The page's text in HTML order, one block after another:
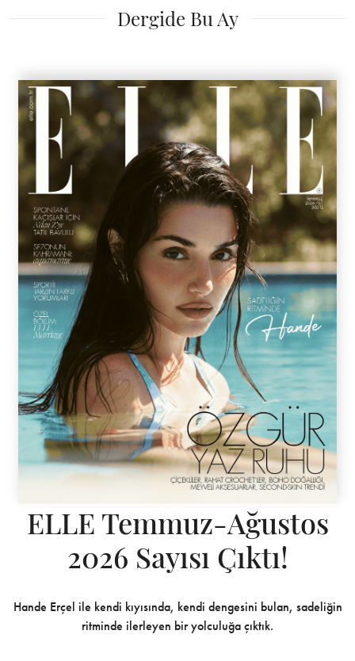
Dergide Bu Ay
ELLE Temmuz-Ağustos
2026 Sayısı Çıktı!
Hande Erçel ile kendi kıyısında, kendi dengesini bulan, sadeliğin
ritminde ilerleyen bir yolculuğa çıktık.